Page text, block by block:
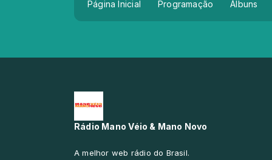
Página Inicial Programação Álbuns
Rádio Mano Véio & Mano Novo
A melhor web rádio do Brasil.